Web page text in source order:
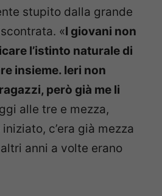
stupito dalla grande
«I giovani non
l’istinto naturale di
insieme. Ieri non
però già me li
alle tre e mezza,
c’era già mezza
anni a volte erano